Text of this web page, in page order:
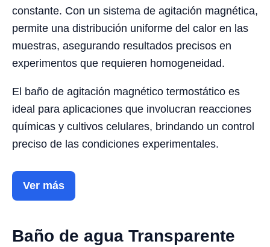
constante. Con un sistema de agitación magnética,
permite una distribución uniforme del calor en las
muestras, asegurando resultados precisos en
experimentos que requieren homogeneidad.
El baño de agitación magnético termostático es
ideal para aplicaciones que involucran reacciones
químicas y cultivos celulares, brindando un control
preciso de las condiciones experimentales.
Ver más
Baño de agua Transparente